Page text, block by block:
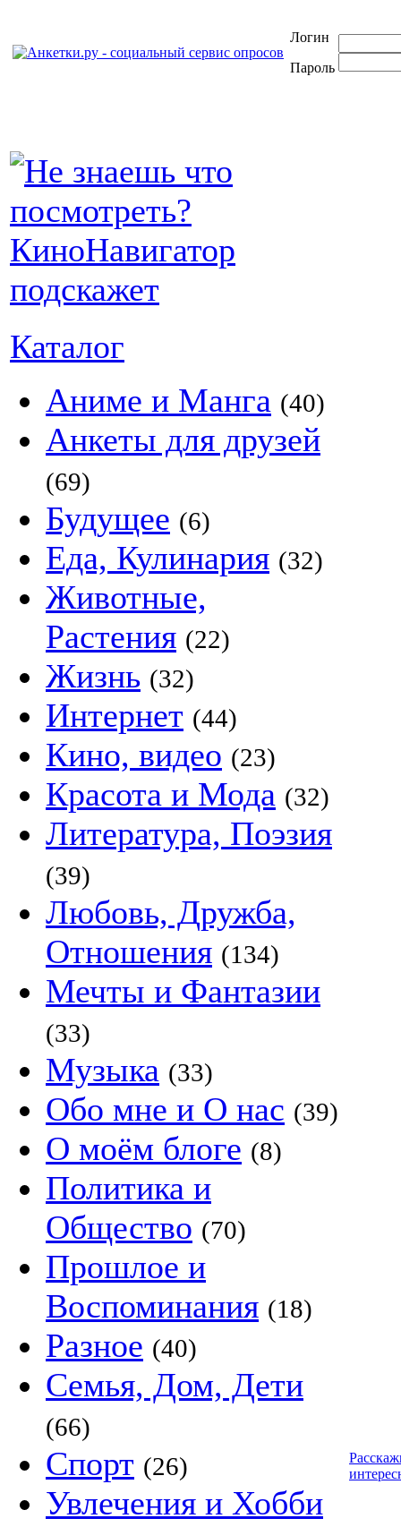
Логин
Пароль
Каталог
Аниме и Манга (40)
Анкеты для друзей
(69)
Будущее (6)
Еда, Кулинария (32)
Животные,
Растения (22)
Жизнь (32)
Интернет (44)
Кино, видео (23)
Красота и Мода (32)
Литература, Поэзия
(39)
Любовь, Дружба,
Отношения (134)
Мечты и Фантазии
(33)
Музыка (33)
Обо мне и О нас (39)
О моём блоге (8)
Политика и
Общество (70)
Прошлое и
Воспоминания (18)
Разное (40)
Семья, Дом, Дети
(66)
Спорт (26)
Увлечения и Хобби